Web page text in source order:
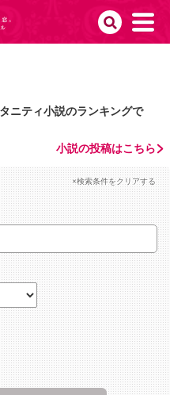
ニティ小説のランキングで
小説の投稿はこちら
×検索条件をクリアする